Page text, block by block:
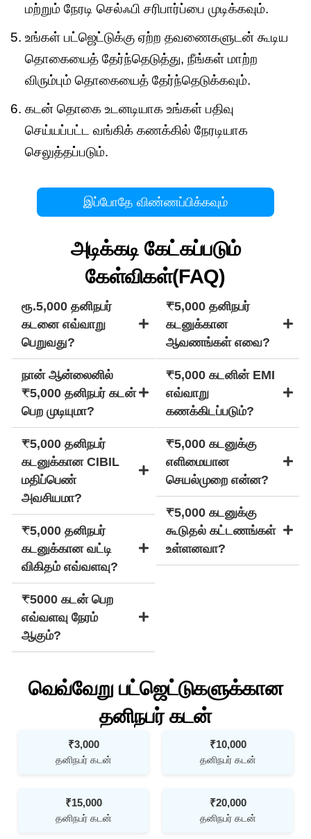
மற்றும் நேரடி செல்ஃபி சரிபார்ப்பை முடிக்கவும்.
உங்கள் பட்ஜெட்டுக்கு ஏற்ற தவணைகளுடன் கூடிய
தொகையைத் தேர்ந்தெடுத்து, நீங்கள் மாற்ற
விரும்பும் தொகையைத் தேர்ந்தெடுக்கவும்.
கடன் தொகை உடனடியாக உங்கள் பதிவு
செய்யப்பட்ட வங்கிக் கணக்கில் நேரடியாக
செலுத்தப்படும்.
இப்போதே விண்ணப்பிக்கவும்
அடிக்கடி கேட்கப்படும்
கேள்விகள்(FAQ)
ரூ.5,000 தனிநபர்
கடனை எவ்வாறு
பெறுவது?
நான் ஆன்லைனில்
₹5,000 தனிநபர் கடன்
பெற முடியுமா?
₹5,000 தனிநபர்
கடனுக்கான CIBIL
மதிப்பெண்
அவசியமா?
₹5,000 தனிநபர்
கடனுக்கான வட்டி
விகிதம் எவ்வளவு?
₹5000 கடன் பெற
எவ்வளவு நேரம்
ஆகும்?
₹5,000 தனிநபர்
கடனுக்கான
ஆவணங்கள் எவை?
₹5,000 கடனின் EMI
எவ்வாறு
கணக்கிடப்படும்?
₹5,000 கடனுக்கு
எளிமையான
செயல்முறை என்ன?
₹5,000 கடனுக்கு
கூடுதல் கட்டணங்கள்
உள்ளனவா?
வெவ்வேறு பட்ஜெட்டுகளுக்கான
தனிநபர் கடன்
₹3,000
தனிநபர் கடன்
₹10,000
தனிநபர் கடன்
₹15,000
தனிநபர் கடன்
₹20,000
தனிநபர் கடன்